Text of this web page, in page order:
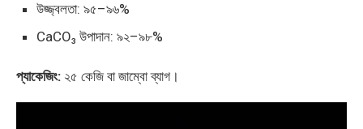
উজ্জ্বলতা: ৯৫–৯৬%
CaCO₃ উপাদান: ৯২–৯৮%
প্যাকেজিং: ২৫ কেজি বা জাম্বো ব্যাগ।